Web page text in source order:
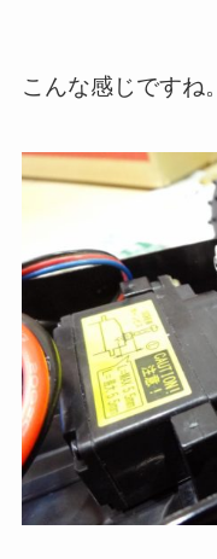
こんな感じですね。